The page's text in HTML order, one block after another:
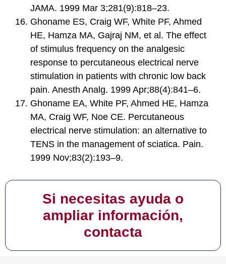
JAMA. 1999 Mar 3;281(9):818–23.
Ghoname ES, Craig WF, White PF, Ahmed
HE, Hamza MA, Gajraj NM, et al. The effect
of stimulus frequency on the analgesic
response to percutaneous electrical nerve
stimulation in patients with chronic low back
pain. Anesth Analg. 1999 Apr;88(4):841–6.
Ghoname EA, White PF, Ahmed HE, Hamza
MA, Craig WF, Noe CE. Percutaneous
electrical nerve stimulation: an alternative to
TENS in the management of sciatica. Pain.
1999 Nov;83(2):193–9.
Si necesitas ayuda o
ampliar información,
contacta